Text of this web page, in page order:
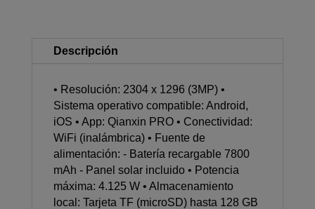
Descripción
• Resolución: 2304 x 1296 (3MP) •
Sistema operativo compatible: Android,
iOS • App: Qianxin PRO • Conectividad:
WiFi (inalámbrica) • Fuente de
alimentación: - Batería recargable 7800
mAh - Panel solar incluido • Potencia
máxima: 4.125 W • Almacenamiento
local: Tarjeta TF (microSD) hasta 128 GB